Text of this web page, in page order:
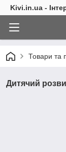
Kivi.in.ua -
Товари та
Дитячий